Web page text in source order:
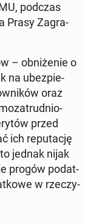
podczas
Prasy Za­gra­
– ob­ni­że­nie o
na ubez­pie­
oraz
przed
ich re­pu­ta­cję
jednak nijak
progów po­dat­
w rze­czy­